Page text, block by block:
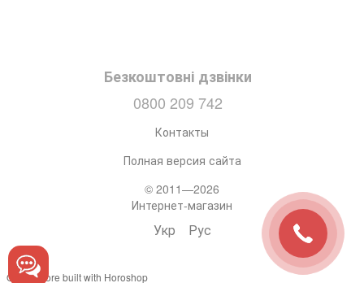
Безкоштовні дзвінки
0800 209 742
Контакты
Полная версия сайта
© 2011—2026
Интернет-магазин
Укр Рус
Online store built with Horoshop